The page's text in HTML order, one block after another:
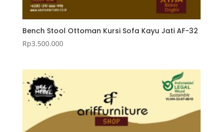
Bench Stool Ottoman Kursi Sofa Kayu Jati AF-32
Rp3.500.000